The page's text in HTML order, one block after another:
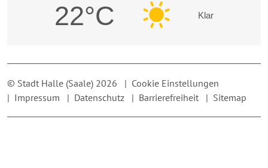
22°C Klar
© Stadt Halle (Saale) 2026 | Cookie Einstellungen
| Impressum | Datenschutz | Barrierefreiheit | Sitemap